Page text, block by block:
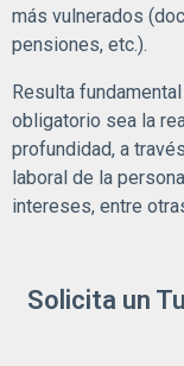
más vulnerados
pensiones, etc.).
Resulta
obligatorio sea la
profundidad, a
laboral de la
intereses, entre
Solicita un